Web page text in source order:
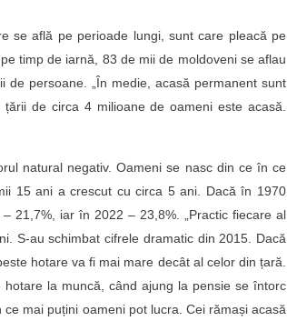
se află pe perioade lungi, sunt care pleacă pe
timp de iarnă, 83 de mii de moldoveni se aflau
persoane. „În medie, acasă permanent sunt
de circa 4 milioane de oameni este acasă.
natural negativ. Oameni se nasc din ce în ce
15 ani a crescut cu circa 5 ani. Dacă în 1970
21,7%, iar în 2022 – 23,8%. „Practic fiecare al
S-au schimbat cifrele dramatic din 2015. Dacă
hotare va fi mai mare decât al celor din țară.
la muncă, când ajung la pensie se întorc
mai puțini oameni pot lucra. Cei rămași acasă